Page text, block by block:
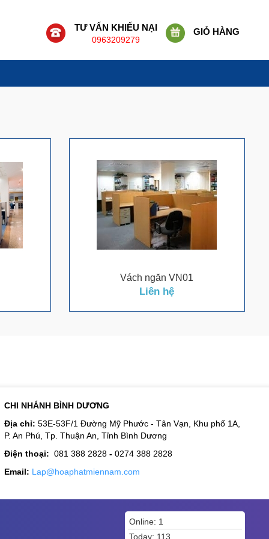
TƯ VẤN KHIẾU NẠI
0963209279
GIỎ HÀNG
Vách ngăn VN01
Liên hệ
CHI NHÁNH BÌNH DƯƠNG
Địa chỉ: 53E-53F/1 Đường Mỹ Phước - Tân Vạn, Khu phố 1A,
P. An Phú, Tp. Thuận An, Tỉnh Bình Dương
Điện thoại: 081 388 2828- 0274 388 2828
Email: Lap@hoaphatmiennam.com
Online: 1
Today: 113